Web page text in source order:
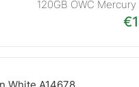
120GB OWC
€